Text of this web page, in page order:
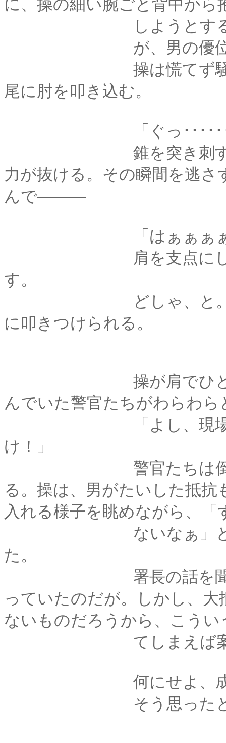
に、操の細い腕ごと背中から
しようとする
が、男の優位はそ
操は慌てず騒がず、
尾に肘を叩き込む。
「ぐっ･･････
錐を突き刺すような
力が抜ける。その瞬間を逃さ
んで―――
「はぁぁぁぁ
肩を支点にし、背負
す。
どしゃ、と。重たげ
に叩きつけられる。
操が肩でひとつ大き
んでいた警官たちがわらわら
「よし、現場は押さ
け！」
警官たちは倒れた男
る。操は、男がたいした抵
入れる様子を眺めながら、「
ないなぁ」といささ
た。
署長の話を聞く限り
っていたのだが。しかし、
ないものだろうから、こうい
てしまえば案外こん
何にせよ、成功し
そう思ったところ